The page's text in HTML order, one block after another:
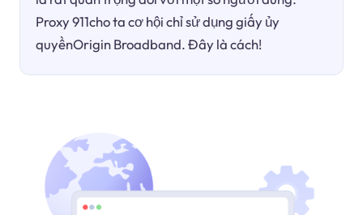
Proxy 911cho ta cơ hội chỉ sử dụng giấy ủy
quyềnOrigin Broadband. Đây là cách!